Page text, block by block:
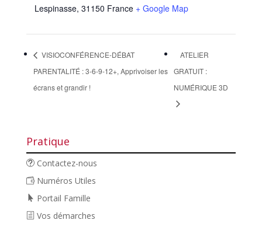
Lespinasse, 31150 France + Google Map
VISIOCONFÉRENCE-DÉBAT
PARENTALITÉ : 3-6-9-12+, Apprivoiser les
écrans et grandir !
ATELIER
GRATUIT :
NUMÉRIQUE 3D
Pratique
Contactez-nous
Numéros Utiles
Portail Famille
Vos démarches